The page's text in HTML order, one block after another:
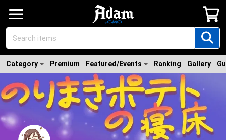
Category Premium Featured/Events Ranking Gallery